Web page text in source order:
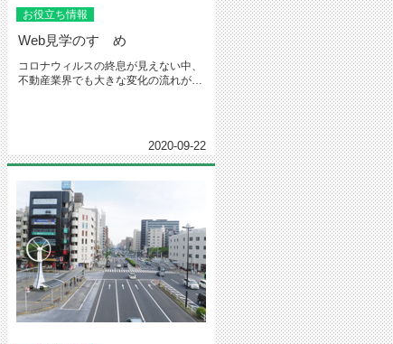
お役立ち情報
Web見学のすゝめ
コロナウィルスの終息が見えない中、
不動産業界でも大きな変化の流れがあ
2020-09-22